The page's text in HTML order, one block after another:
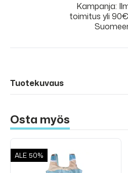
Kampanja:
toimitus yli
Tuotekuvaus
Osta myös
ALE 50%